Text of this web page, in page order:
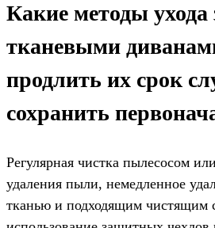
Какие методы ухода
тканевыми
продлить их срок
сохранить
Регулярная чистка пылесосом
удаления пыли, немедленное
тканью и подходящим чистящим